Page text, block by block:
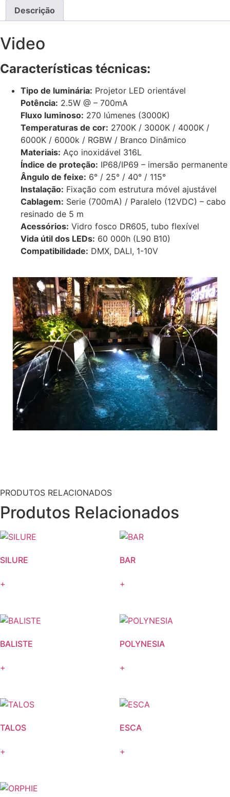
Descrição
Video
Características técnicas:
Tipo de luminária: Projetor LED orientável
Potência: 2.5W @ – 700mA
Fluxo luminoso: 270 lúmenes (3000K)
Temperaturas de cor: 2700K / 3000K / 4000K /
6000K / 6000k / RGBW / Branco Dinâmico
Materiais: Aço inoxidável 316L
Índice de proteção: IP68/IP69 – imersão permanente
Ângulo de feixe: 6° / 25° / 40° / 115°
Instalação: Fixação com estrutura móvel ajustável
Cablagem: Serie (700mA) / Paralelo (12VDC) – cabo
resinado de 5 m
Acessórios: Vidro fosco DR605, tubo flexível
Vida útil dos LEDs: 60 000h (L90 B10)
Compatibilidade: DMX, DALI, 1-10V
PRODUTOS RELACIONADOS
Produtos Relacionados
SILURE
+
BAR
+
BALISTE
+
POLYNESIA
+
TALOS
+
ESCA
+